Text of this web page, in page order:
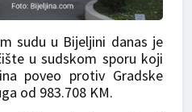
sudu u Bijeljini danas je
u sudskom sporu koji
poveo protiv Gradske
od 983.708 KM.